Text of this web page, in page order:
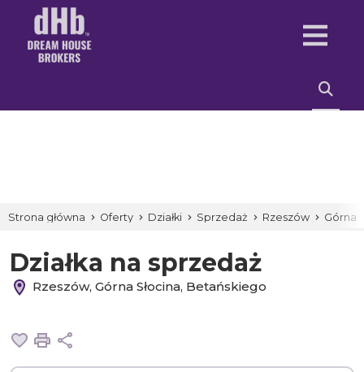
Strona główna Oferty Działki Sprzedaż Rzeszów Górna
Działka na sprzedaż
Rzeszów, Górna Słocina, Betańskiego
Dodaj do ulubionych
Drukuj